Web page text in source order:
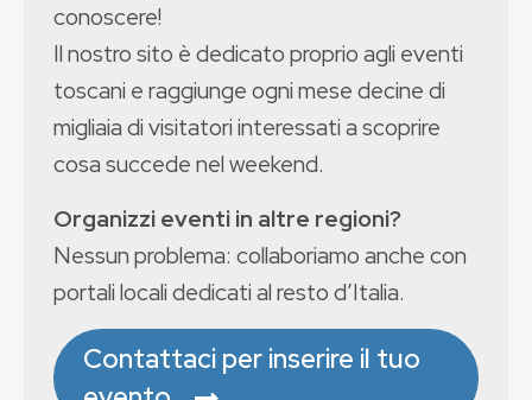
conoscere!
Il nostro sito è dedicato proprio agli eventi
toscani e raggiunge ogni mese decine di
migliaia di visitatori interessati a scoprire
cosa succede nel weekend.
Organizzi eventi in altre regioni?
Nessun problema: collaboriamo anche con
portali locali dedicati al resto d’Italia.
Contattaci per inserire il tuo